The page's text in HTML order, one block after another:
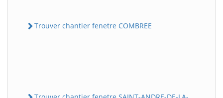
Trouver chantier fenetre COMBREE